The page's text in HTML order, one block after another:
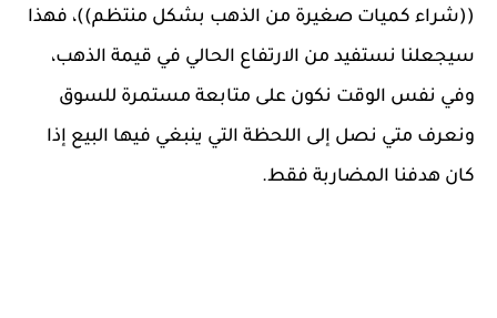
((شراء كميات صغيرة من الذهب بشكل منتظم))، فهذا
سيجعلنا نستفيد من الارتفاع الحالي في قيمة الذهب،
وفي نفس الوقت نكون على متابعة مستمرة للسوق
ونعرف متي نصل إلى اللحظة التي ينبغي فيها البيع إذا
كان هدفنا المضاربة فقط.